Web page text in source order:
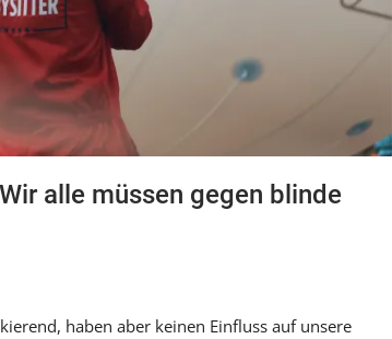
alle müssen gegen blinde
haben aber keinen Einfluss auf unsere